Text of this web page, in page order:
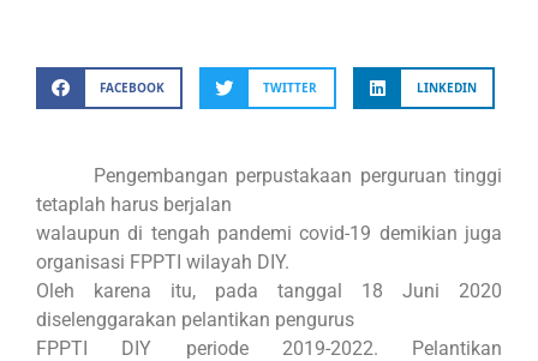
FACEBOOK TWITTER LINKEDIN
Pengembangan perpustakaan perguruan tinggi
tetaplah harus berjalan
walaupun di tengah pandemi covid-19 demikian juga
organisasi FPPTI wilayah DIY.
Oleh karena itu, pada tanggal 18 Juni 2020
diselenggarakan pelantikan pengurus
FPPTI DIY periode 2019-2022. Pelantikan